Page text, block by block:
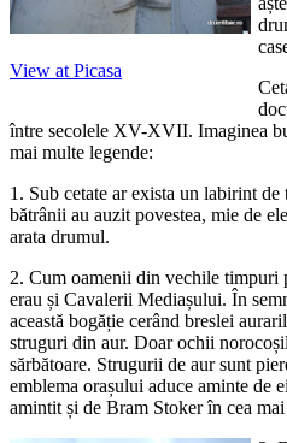
View at Picasa
între secolele XV-XVII. Imaginea
mai multe legende:
1. Sub cetate ar exista un labirint
bătrânii au auzit povestea, mie de
arata drumul.
2. Cum oamenii din vechile timpuri
erau și Cavalerii Mediașului. În
această bogăție cerând breslei
struguri din aur. Doar ochii
sărbătoare. Strugurii de aur sunt
emblema orașului aduce aminte de
amintit și de Bram Stoker în cea